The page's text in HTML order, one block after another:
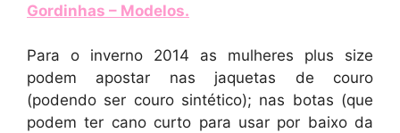
Gordinhas – Modelos.
Para o inverno 2014 as mulheres plus size
podem apostar nas jaquetas de couro
(podendo ser couro sintético); nas botas (que
podem ter cano curto para usar por baixo da